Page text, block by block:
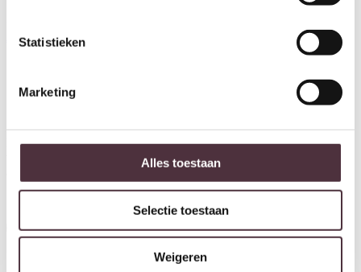
Statistieken
Marketing
Alles toestaan
Selectie toestaan
Weigeren
149,00
Meldt u aan voor onze nieuwsbrief en ontvang €20,- shoptegoed
voor uw volgende bestelling van minimaal €200,- (niet geldig op
Inschrijven